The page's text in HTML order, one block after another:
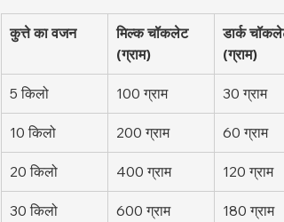
कुत्ते का वजन
मिल्क चॉकलेट
(ग्राम)
डार्क चॉकलेट
(ग्राम)
5 किलो 100 ग्राम 30 ग्राम
10 किलो 200 ग्राम 60 ग्राम
20 किलो 400 ग्राम 120 ग्राम
30 किलो 600 ग्राम 180 ग्राम